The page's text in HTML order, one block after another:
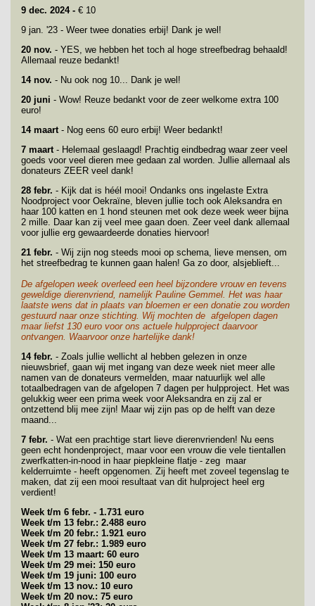
9 dec. 2024 - € 10
9 jan. '23 - Weer twee donaties erbij! Dank je wel!
20 nov. - YES, we hebben het toch al hoge streefbedrag behaald!
Allemaal reuze bedankt!
14 nov. - Nu ook nog 10... Dank je wel!
20 juni - Wow! Reuze bedankt voor de zeer welkome extra 100
euro!
14 maart - Nog eens 60 euro erbij! Weer bedankt!
7 maart - Helemaal geslaagd! Prachtig eindbedrag waar zeer veel
goeds voor veel dieren mee gedaan zal worden. Jullie allemaal als
donateurs ZEER veel dank!
28 febr. - Kijk dat is héél mooi! Ondanks ons ingelaste Extra
Noodproject voor Oekraïne, bleven jullie toch ook Aleksandra en
haar 100 katten en 1 hond steunen met ook deze week weer bijna
2 mille. Daar kan zij veel mee gaan doen. Zeer veel dank allemaal
voor jullie erg gewaardeerde donaties hiervoor!
21 febr. - Wij zijn nog steeds mooi op schema, lieve mensen, om
het streefbedrag te kunnen gaan halen! Ga zo door, alsjeblieft...
De afgelopen week overleed een heel bijzondere vrouw en tevens
geweldige dierenvriend, namelijk Pauline Gemmel. Het was haar
laatste wens dat in plaats van bloemen er een donatie zou worden
gestuurd naar onze stichting. Wij mochten de afgelopen dagen
maar liefst 130 euro voor ons actuele hulpproject daarvoor
ontvangen. Waarvoor onze hartelijke dank!
14 febr. - Zoals jullie wellicht al hebben gelezen in onze
nieuwsbrief, gaan wij met ingang van deze week niet meer alle
namen van de donateurs vermelden, maar natuurlijk wel alle
totaalbedragen van de afgelopen 7 dagen per hulpproject. Het was
gelukkig weer een prima week voor Aleksandra en zij zal er
ontzettend blij mee zijn! Maar wij zijn pas op de helft van deze
maand...
7 febr. - Wat een prachtige start lieve dierenvrienden! Nu eens
geen echt hondenproject, maar voor een vrouw die vele tientallen
zwerfkatten-in-nood in haar piepkleine flatje - zeg maar
kelderruimte - heeft opgenomen. Zij heeft met zoveel tegenslag te
maken, dat zij een mooi resultaat van dit hulproject heel erg
verdient!
Week t/m 6 febr. - 1.731 euro
Week t/m 13 febr.: 2.488 euro
Week t/m 20 febr.: 1.921 euro
Week t/m 27 febr.: 1.989 euro
Week t/m 13 maart: 60 euro
Week t/m 29 mei: 150 euro
Week t/m 19 juni: 100 euro
Week t/m 13 nov.: 10 euro
Week t/m 20 nov.: 75 euro